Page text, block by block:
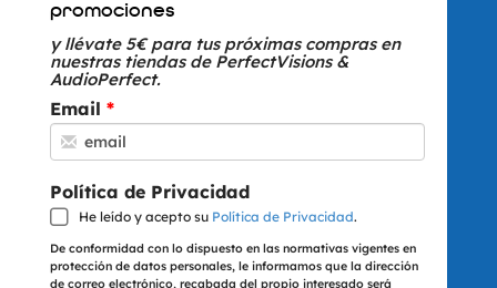
promociones
y llévate 5€ para tus próximas compras en
nuestras tiendas de PerfectVisions &
AudioPerfect.
Email
Política de Privacidad
He leído y acepto su Política de Privacidad.
De conformidad con lo dispuesto en las normativas vigentes en
protección de datos personales, le informamos que la dirección
de correo electrónico, recabada del propio interesado será